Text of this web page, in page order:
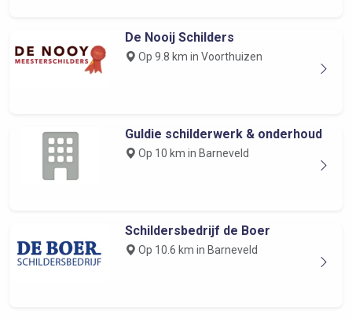
De Nooij Schilders
Op 9.8 km in Voorthuizen
Guldie schilderwerk & onderhoud
Op 10 km in Barneveld
Schildersbedrijf de Boer
Op 10.6 km in Barneveld